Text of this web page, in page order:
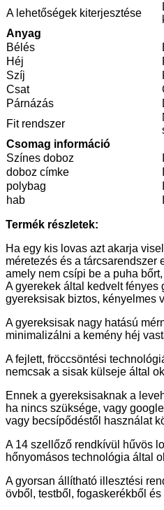
A lehetőségek kiterjesztése
Anyag
Bélés
Héj
Szíj
Csat
Párnázás
Fit rendszer
Csomag információ
Színes doboz
doboz címke
polybag
hab
Termék részletek:
Ha egy kis lovas azt akarja
méretezés és a
amely nem csípi be a puha
A gyerekek által kedvelt fényes
gyereksisak biztos, kényelmes
A gyereksisak nagy hatású
minimalizálni a kemény héj
A fejlett, fröccsöntési
nemcsak a sisak külseje által
Ennek a gyereksisaknak a
ha nincs szüksége, vagy
vagy becsípődéstől használat
A 14 szellőző rendkívül hűvös
hőnyomásos technológia által
A gyorsan állítható illesztési
övből, testből, fogaskerékből